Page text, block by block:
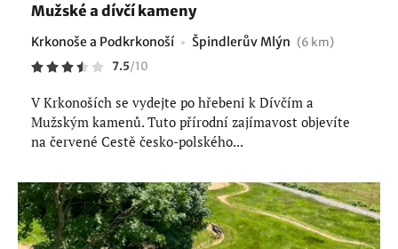
Mužské a dívčí kameny
Krkonoše a Podkrkonoší Špindlerův Mlýn (6 km)
7.5/10
V Krkonoších se vydejte po hřebeni k Dívčím a
Mužským kamenů. Tuto přírodní zajímavost objevíte
na červené Cestě česko-polského...